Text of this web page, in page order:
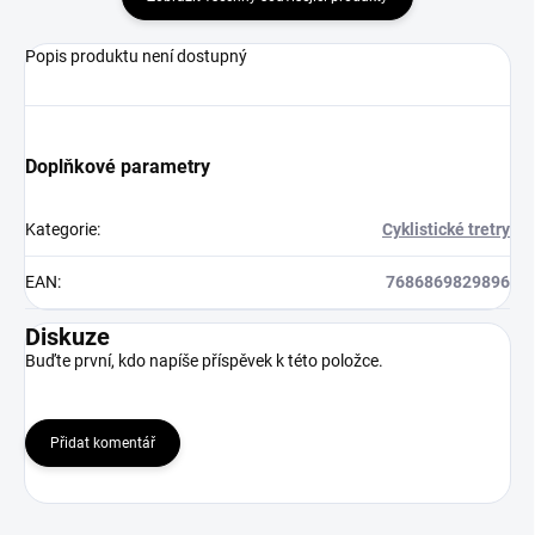
Popis produktu není dostupný
Doplňkové parametry
Kategorie: Cyklistické tretry
EAN: 7686869829896
Diskuze
Buďte první, kdo napíše příspěvek k této položce.
Přidat komentář